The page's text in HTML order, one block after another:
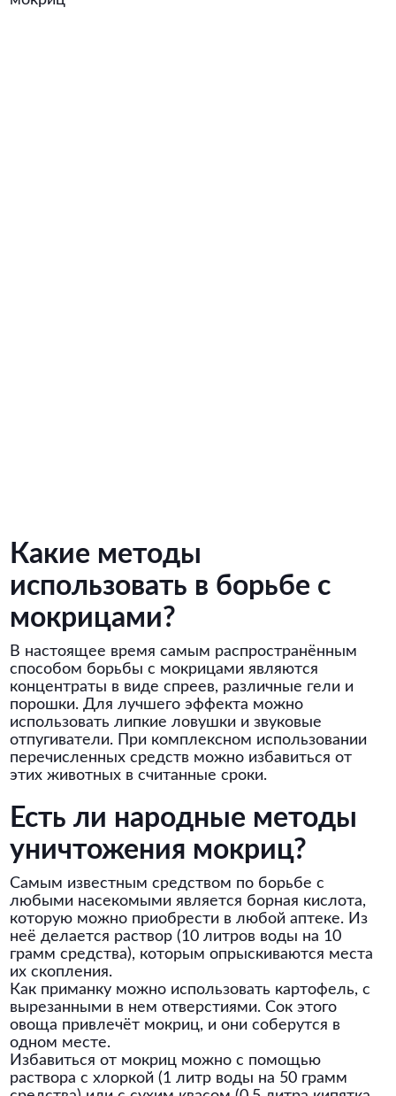
Какие методы
использовать в борьбе с
мокрицами?
В настоящее время самым распространённым
способом борьбы с мокрицами являются
концентраты в виде спреев, различные гели и
порошки. Для лучшего эффекта можно
использовать липкие ловушки и звуковые
отпугиватели. При комплексном использовании
перечисленных средств можно избавиться от
этих животных в считанные сроки.
Есть ли народные методы
уничтожения мокриц?
Самым известным средством по борьбе с
любыми насекомыми является борная кислота,
которую можно приобрести в любой аптеке. Из
неё делается раствор (10 литров воды на 10
грамм средства), которым опрыскиваются места
их скопления.
Как приманку можно использовать картофель, с
вырезанными в нем отверстиями. Сок этого
овоща привлечёт мокриц, и они соберутся в
одном месте.
Избавиться от мокриц можно с помощью
раствора с хлоркой (1 литр воды на 50 грамм